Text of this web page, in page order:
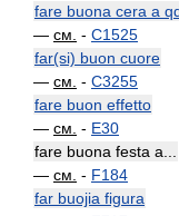
fare buona cera a
— см. - C1525
far(si) buon cuore
— см. - C3255
fare buon effetto
— см. - E30
fare buona festa a...
— см. - F184
far buojia figura